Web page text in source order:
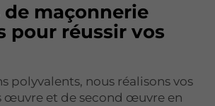
maçonnerie
pour réussir vos
polyvalents, nous réalisons vos
œuvre et de second œuvre en